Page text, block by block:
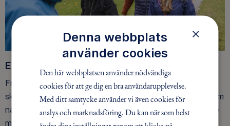
Ett friluftsliv för alla
Friluftsfrämjandet arbetar för att så många som möjligt
ska upptäcka den rörelseglädje och de hälsoeffekter som
naturen ger. Som medlem bidrar du också till vårt arbete
med att skydda allemansrätten.
×
Denna webbplats
använder cookies
Den här webbplatsen använder nödvändiga
cookies för att ge dig en bra användarupplevelse.
Med ditt samtycke använder vi även cookies för
analys och marknadsföring. Du kan när som helst